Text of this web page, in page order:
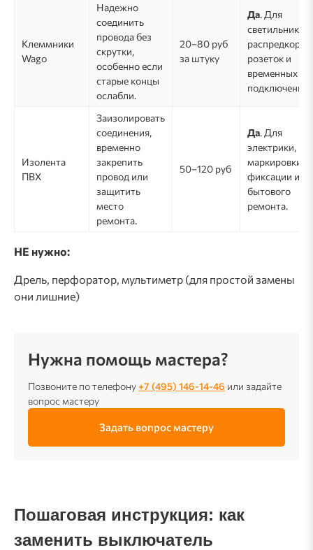
Клеммники
Wago
Надежно
соединить
провода без
скрутки,
особенно если
старые концы
ослабли.
20–80 руб
за штуку
Да. Для
светильников,
розеток и
временных
подключений.
Изолента
ПВХ
Заизолировать
соединения,
временно
закрепить
провод или
защитить
место
ремонта.
50–120 руб
Да. Для
электрики,
маркировки,
фиксации и
бытового
ремонта.
НЕ нужно:
Дрель, перфоратор, мультиметр (для простой замены
они лишние)
Нужна помощь мастера?
Позвоните по телефону+7 (495) 146-14-46 или задайте
вопрос мастеру
Задать вопрос мастеру
Пошаговая инструкция: как
заменить выключатель